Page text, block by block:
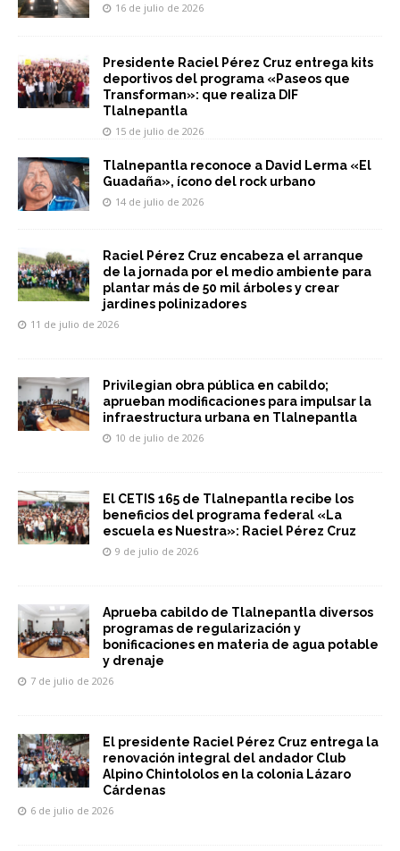
16 de julio de 2026
Presidente Raciel Pérez Cruz entrega kits
deportivos del programa «Paseos que
Transforman»: que realiza DIF
Tlalnepantla
15 de julio de 2026
Tlalnepantla reconoce a David Lerma «El
Guadaña», ícono del rock urbano
14 de julio de 2026
Raciel Pérez Cruz encabeza el arranque
de la jornada por el medio ambiente para
plantar más de 50 mil árboles y crear
jardines polinizadores
11 de julio de 2026
Privilegian obra pública en cabildo;
aprueban modificaciones para impulsar la
infraestructura urbana en Tlalnepantla
10 de julio de 2026
El CETIS 165 de Tlalnepantla recibe los
beneficios del programa federal «La
escuela es Nuestra»: Raciel Pérez Cruz
9 de julio de 2026
Aprueba cabildo de Tlalnepantla diversos
programas de regularización y
bonificaciones en materia de agua potable
y drenaje
7 de julio de 2026
El presidente Raciel Pérez Cruz entrega la
renovación integral del andador Club
Alpino Chintololos en la colonia Lázaro
Cárdenas
6 de julio de 2026